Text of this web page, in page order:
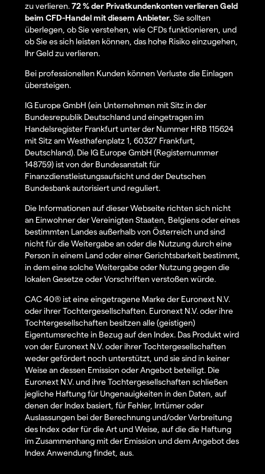
zu verlieren.72 % der Privatkundenkonten verlieren Geld
beim CFD-Handel mit diesem Anbieter. Sie sollten
überlegen, ob Sie verstehen, wie CFDs funktionieren, und
ob Sie es sich leisten können, das hohe Risiko einzugehen,
Ihr Geld zu verlieren.
Bei professionellen Kunden können Verluste die Einlagen
übersteigen.
IG Europe GmbH (ein Unternehmen mit Sitz in der
Bundesrepublik Deutschland und eingetragen im
Handelsregister Frankfurt unter der Nummer HRB 115624
mit Sitz am Westhafenplatz 1, 60327 Frankfurt,
Deutschland). Die IG Europe GmbH (Registernummer
148759) ist von der Bundesanstalt für
Finanzdienstleistungsaufsicht und der Deutschen
Bundesbank autorisiert und reguliert.
Die Informationen auf dieser Webseite richten sich nicht
an Einwohner der Vereinigten Staaten, Belgiens oder eines
bestimmten Landes außerhalb von Österreich und sind
nicht für die Weitergabe an oder die Nutzung durch eine
Person in einem Land oder einer Gerichtsbarkeit bestimmt,
in dem eine solche Weitergabe oder Nutzung gegen die
lokalen Gesetze oder Vorschriften verstoßen würde.
CAC 40® ist eine eingetragene Marke der Euronext N.V.
oder ihrer Tochtergesellschaften. Euronext N.V. oder ihre
Tochtergesellschaften besitzen alle (geistigen)
Eigentumsrechte in Bezug auf den Index. Das Produkt wird
von der Euronext N.V. oder ihrer Tochtergesellschaften
weder gefördert noch unterstützt, und sie sind in keiner
Weise an dessen Emission oder Angebot beteiligt. Die
Euronext N.V. und ihre Tochtergesellschaften schließen
jegliche Haftung für Ungenauigkeiten in den Daten, auf
denen der Index basiert, für Fehler, Irrtümer oder
Auslassungen bei der Berechnung und/oder Verbreitung
des Index oder für die Art und Weise, auf die die Haftung
im Zusammenhang mit der Emission und dem Angebot des
Index Anwendung findet, aus.